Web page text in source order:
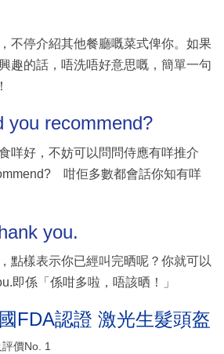
不停介紹其他餐廳嘅菜式俾你。如果
趣的話，唔洗唔好意思嘅，簡單一句
you recommend?
咩好，不妨可以問問侍應有咩推介
咁佢多數都會話你知有咩
you.
點樣表示你已經叫完晒呢？你就可以
即係「係咁多啦，唔該晒！」
FDA認證 激光生髮頭盔
價No. 1